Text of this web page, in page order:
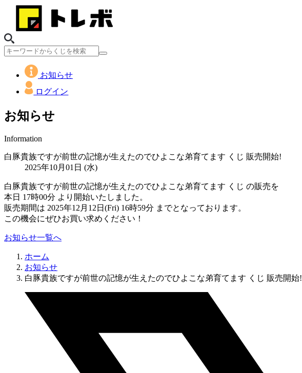
お知らせ
ログイン
お知らせ
Information
白豚貴族ですが前世の記憶が生えたのでひよこな弟育てます くじ 販売開始!
2025年10月01日 (水)
白豚貴族ですが前世の記憶が生えたのでひよこな弟育てます くじ の販売を
本日 17時00分 より開始いたしました。
販売期間は 2025年12月12日(Fri) 16時59分 までとなっております。
この機会にぜひお買い求めください！
お知らせ一覧へ
ホーム
お知らせ
白豚貴族ですが前世の記憶が生えたのでひよこな弟育てます くじ 販売開始!